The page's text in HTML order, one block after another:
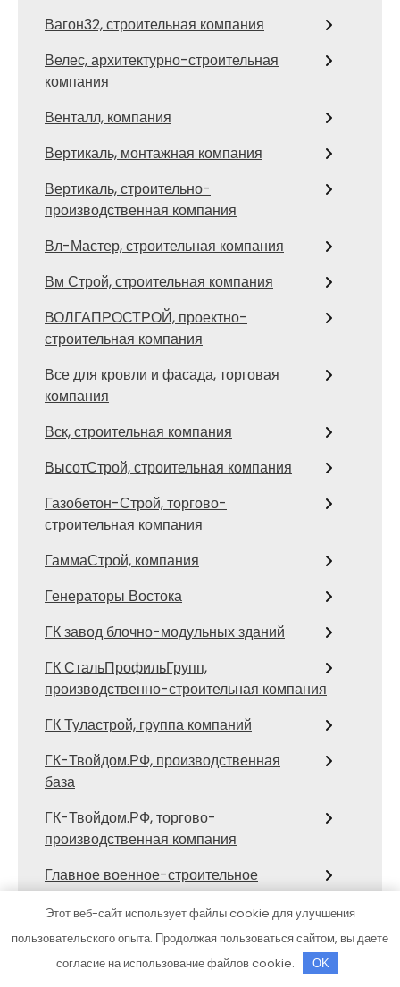
Вагон32, строительная компания
Велес, архитектурно-строительная
компания
Венталл, компания
Вертикаль, монтажная компания
Вертикаль, строительно-
производственная компания
Вл-Мастер, строительная компания
Вм Строй, строительная компания
ВОЛГАПРОСТРОЙ, проектно-
строительная компания
Все для кровли и фасада, торговая
компания
Вск, строительная компания
ВысотСтрой, строительная компания
Газобетон-Строй, торгово-
строительная компания
ГаммаСтрой, компания
Генераторы Востока
ГК завод блочно-модульных зданий
ГК СтальПрофильГрупп,
производственно-строительная компания
ГК Туластрой, группа компаний
ГК-Твойдом.РФ, производственная
база
ГК-Твойдом.РФ, торгово-
производственная компания
Главное военное-строительное
управление №4, филиал строительное
управление №411
организация
Этот веб-сайт использует файлы cookie для улучшения
пользовательского опыта. Продолжая пользоваться сайтом, вы даете
согласие на использование файлов cookie.
OK